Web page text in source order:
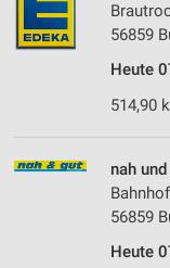
56859
Heute
514,90
nah
56859
Heute